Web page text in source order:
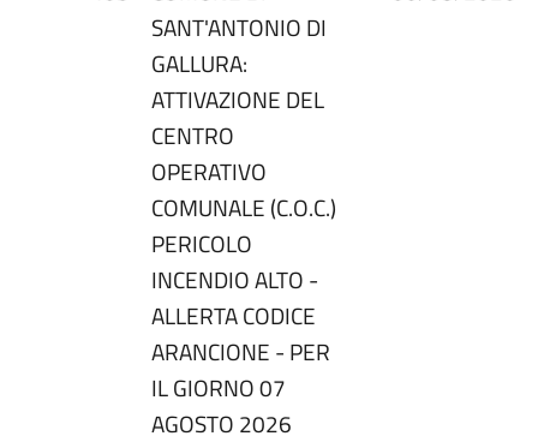
SANT'ANTONIO DI
GALLURA:
ATTIVAZIONE DEL
CENTRO
OPERATIVO
COMUNALE (C.O.C.)
PERICOLO
INCENDIO ALTO -
ALLERTA CODICE
ARANCIONE - PER
IL GIORNO 07
AGOSTO 2026